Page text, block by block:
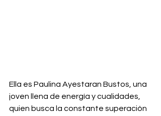
Ella es Paulina Ayestaran Bustos, una
joven llena de energía y cualidades,
quien busca la constante superación